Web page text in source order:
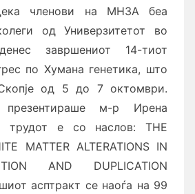
членови на МНЗА беа
од Универзитетот во
завршениот 14-тиот
по Хумана генетика, што
од 5 до 7 октомври.
м-р Ирена
трудот е со наслов: THE
MATTER ALTERATIONS IN
AND DUPLICATION
асптракт се наоѓа на 99